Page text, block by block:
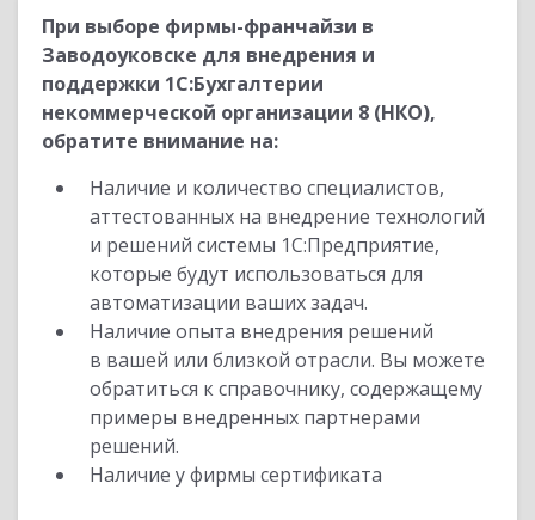
При выборе фирмы-франчайзи в
Заводоуковске для внедрения и
поддержки 1С:Бухгалтерии
некоммерческой организации 8 (НКО),
обратите внимание на:
Наличие и количество специалистов,
аттестованных на внедрение технологий
и решений системы 1С:Предприятие,
которые будут использоваться для
автоматизации ваших задач.
Наличие опыта внедрения решений
в вашей или близкой отрасли. Вы можете
обратиться к справочнику, содержащему
примеры внедренных партнерами
решений.
Наличие у фирмы сертификата